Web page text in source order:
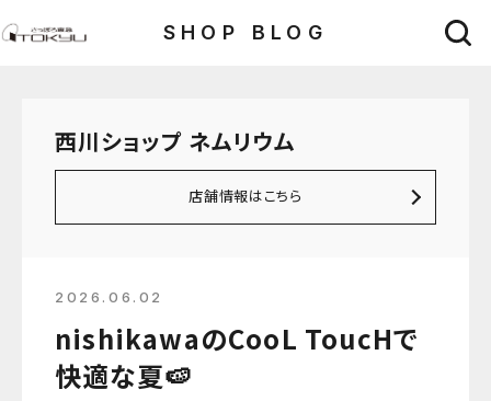
SHOP BLOG
西川ショップ ネムリウム
店舗情報はこちら
2026.06.02
nishikawaのCooL ToucHで
快適な夏🍉